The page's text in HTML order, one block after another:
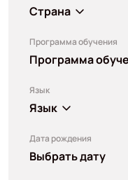
Страна
Программа обучения
Программа
Язык
Язык
Дата рождения
Выбрать дату